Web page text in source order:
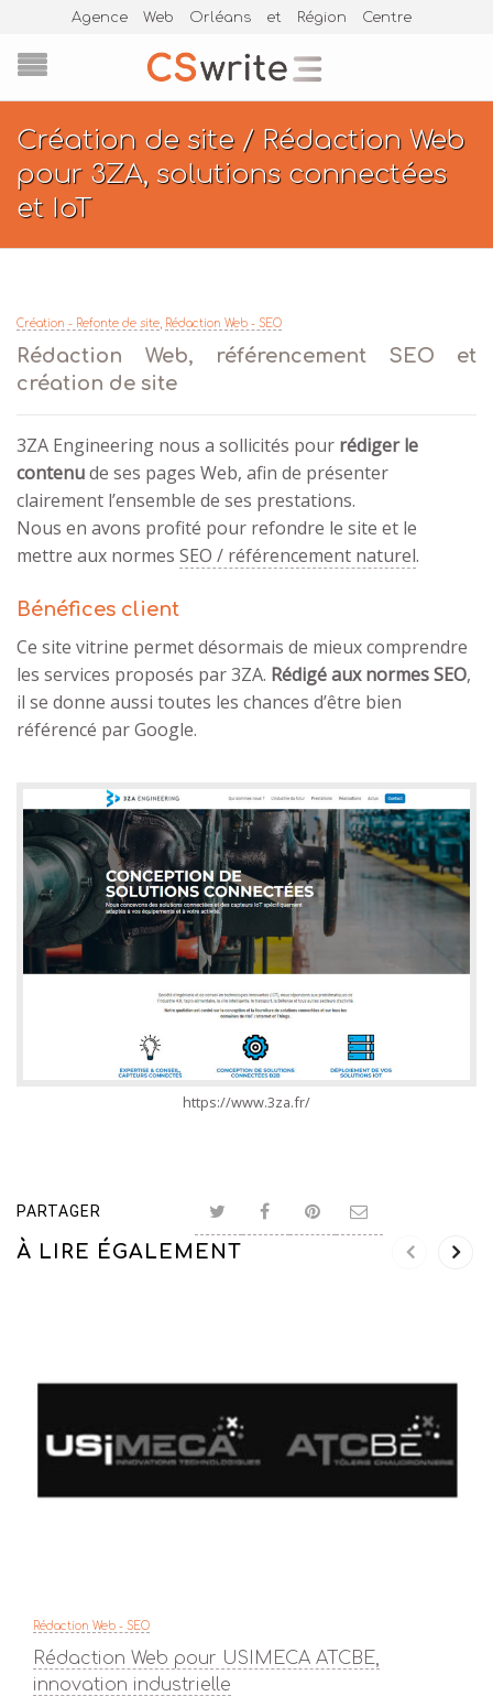
Agence Web Orléans et Région Centre
Création de site / Rédaction Web
pour 3ZA, solutions connectées
et IoT
Création - Refonte de site Rédaction Web - SEO
Rédaction Web, référencement SEO et
création de site
3ZA Engineering nous a sollicités pour rédiger le
contenude ses pages Web, afin de présenter
clairement l’ensemble de ses prestations.
Nous en avons profité pour refondre le site et le
mettre aux normes SEO / référencement naturel.
Bénéfices client
Ce site vitrine permet désormais de mieux comprendre
les services proposés par 3ZA. Rédigé aux normes SEO,
il se donne aussi toutes les chances d’être bien
référencé par Google.
https://www.3za.fr/
PARTAGER
À LIRE ÉGALEMENT
Rédaction Web - SEO
Rédaction Web pour USIMECA ATCBE,
innovation industrielle